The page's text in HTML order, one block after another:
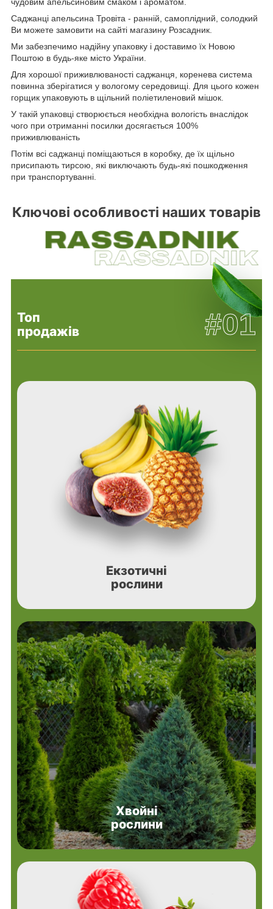
Саджанці апельсина Тровіта - ранній, самоплідний, солодкий
Ви можете замовити на сайті магазину Розсадник.
Ми забезпечимо надійну упаковку і доставимо їх Новою
Поштою в будь-яке місто України.
Для хорошої приживлюваності саджанця, коренева система
повинна зберігатися у вологому середовищі. Для цього кожен
горщик упаковують в щільний поліетиленовий мішок.
У такій упаковці створюється необхідна вологість внаслідок
чого при отриманні посилки досягається 100%
приживлюваність
Потім всі саджанці поміщаються в коробку, де їх щільно
присипають тирсою, які виключають будь-які пошкодження
при транспортуванні.
Ключові особливості наших товарів
Топ
продажів
#01
Екзотичні
рослини
Хвойні
рослини